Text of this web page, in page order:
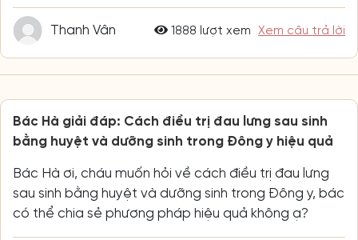
Thanh Vân 1888 lượt xem Xem câu trả lời
Bác Hà giải đáp: Cách điều trị đau lưng sau sinh
bằng huyệt và dưỡng sinh trong Đông y hiệu quả
Bác Hà ơi, cháu muốn hỏi về cách điều trị đau lưng
sau sinh bằng huyệt và dưỡng sinh trong Đông y, bác
có thể chia sẻ phương pháp hiệu quả không ạ?